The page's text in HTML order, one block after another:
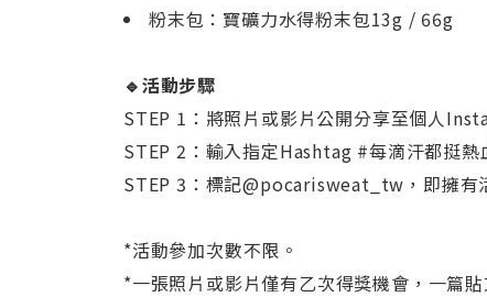
粉末包：寶礦力水得粉末包13g / 66g
🔹活動步驟
STEP 1：將照片或影片公開分享至個人
STEP 2：輸入指定Hashtag #每滴汗都挺熱
STEP 3：標記@pocarisweat_tw，即擁有
*活動參加次數不限。
*一張照片或影片僅有乙次得獎機會，一篇